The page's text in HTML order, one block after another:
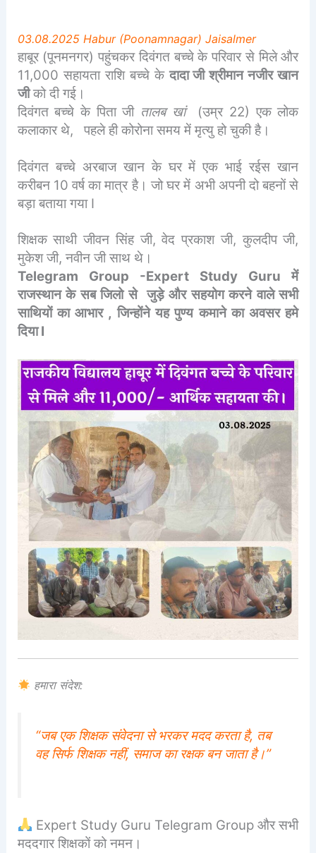
03.08.2025 Habur (Poonamnagar) Jaisalmer
हाबूर (पूनमनगर) पहुंचकर दिवंगत बच्चे के परिवार से मिले और
11,000 सहायता राशि बच्चे केदादा जी श्रीमान नजीर खान
जीको दी गई।
दिवंगत बच्चे के पिता जी तालब खां(उम्र 22) एक लोक
कलाकार थे, पहले ही कोरोना समय में मृत्यु हो चुकी है।
दिवंगत बच्चे अरबाज खान के घर में एक भाई रईस खान
करीबन 10 वर्ष का मात्र है। जो घर में अभी अपनी दो बहनों से
बड़ा बताया गया I
शिक्षक साथी जीवन सिंह जी, वेद प्रकाश जी, कुलदीप जी,
मुकेश जी, नवीन जी साथ थे।
Telegram Group -Expert Study Guru में
राजस्थान के सब जिलो से जुड़े और सहयोग करने वाले सभी
साथियों का आभार , जिन्होंने यह पुण्य कमाने का अवसर हमे
दिया I
हमारा संदेश:
“जब एक शिक्षक संवेदना से भरकर मदद करता है, तब
वह सिर्फ शिक्षक नहीं, समाज का रक्षक बन जाता है।”
Expert Study Guru Telegram Group और सभी
मददगार शिक्षकों को नमन।